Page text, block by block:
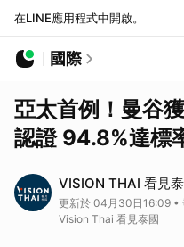
在LINE應用程式中開啟。
國際
亞太首例！曼谷
認證 94.8%達標
VISION THAI 看見
更新於 04月30日16:09
Vision Thai 看見泰國